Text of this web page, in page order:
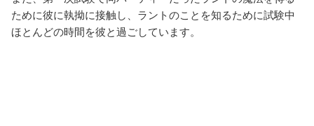
ために彼に執拗に接触し、ラントのことを知るために試験中
ほとんどの時間を彼と過ごしています。